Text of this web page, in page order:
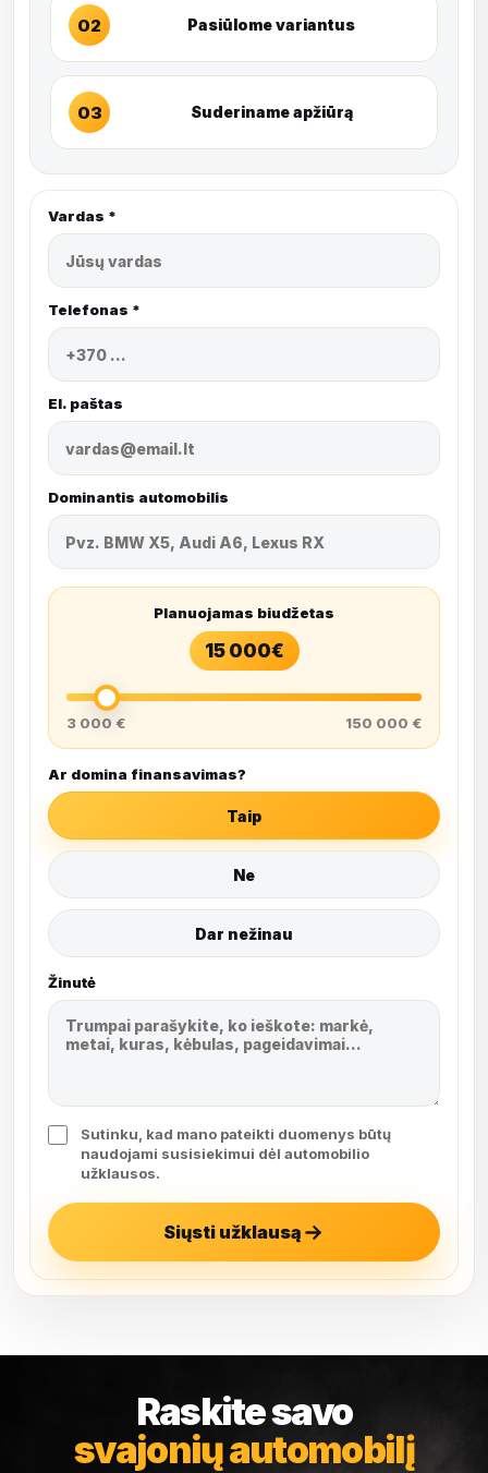
02 Pasiūlome variantus
03 Suderiname apžiūrą
Vardas *
Telefonas *
El. paštas
Dominantis automobilis
Planuojamas biudžetas
15 000€
3 000 € 150 000 €
Ar domina finansavimas?
Taip
Ne
Dar nežinau
Žinutė
Sutinku, kad mano pateikti duomenys būtų
naudojami susisiekimui dėl automobilio
užklausos.
Siųsti užklausą
Raskite savo
svajonių automobilį